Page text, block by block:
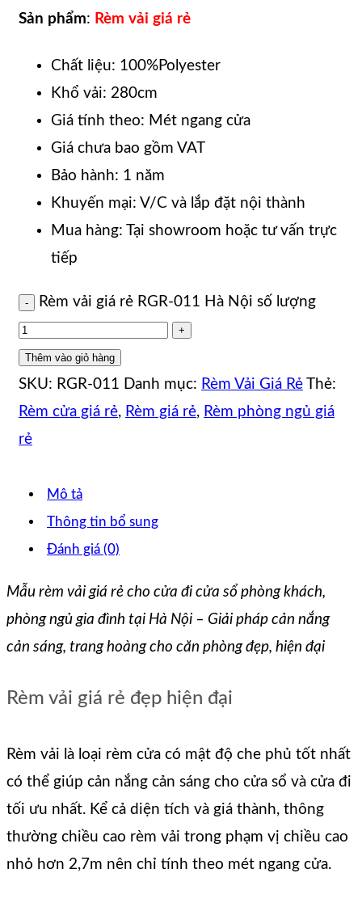
Sản phẩm: Rèm vải giá rẻ
Chất liệu: 100%Polyester
Khổ vải: 280cm
Giá tính theo: Mét ngang cửa
Giá chưa bao gồm VAT
Bảo hành: 1 năm
Khuyến mại: V/C và lắp đặt nội thành
Mua hàng: Tại showroom hoặc tư vấn trực
tiếp
Rèm vải giá rẻ RGR-011 Hà Nội số lượng
Thêm vào giỏ hàng
SKU: RGR-011 Danh mục: Rèm Vải Giá Rẻ Thẻ:
Rèm cửa giá rẻ, Rèm giá rẻ, Rèm phòng ngủ giá
rẻ
Mô tả
Thông tin bổ sung
Đánh giá (0)
Mẫu rèm vải giá rẻ cho cửa đi cửa sổ phòng khách,
phòng ngủ gia đình tại Hà Nội – Giải pháp cản nắng
cản sáng, trang hoàng cho căn phòng đẹp, hiện đại
Rèm vải giá rẻ đẹp hiện đại
Rèm vải là loại rèm cửa có mật độ che phủ tốt nhất
có thể giúp cản nắng cản sáng cho cửa sổ và cửa đi
tối ưu nhất. Kể cả diện tích và giá thành, thông
thường chiều cao rèm vải trong phạm vị chiều cao
nhỏ hơn 2,7m nên chỉ tính theo mét ngang cửa.